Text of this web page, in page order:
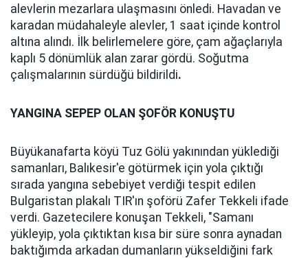
alevlerin mezarlara ulaşmasını önledi. Havadan ve
karadan müdahaleyle alevler, 1 saat içinde kontrol
altına alındı. İlk belirlemelere göre, çam ağaçlarıyla
kaplı 5 dönümlük alan zarar gördü. Soğutma
çalışmalarının sürdüğü bildirildi.
YANGINA SEPEP OLAN ŞOFÖR KONUŞTU
Büyükanafarta köyü Tuz Gölü yakınından yüklediği
samanları, Balıkesir'e götürmek için yola çıktığı
sırada yangına sebebiyet verdiği tespit edilen
Bulgaristan plakalı TIR'ın şoförü Zafer Tekkeli ifade
verdi. Gazetecilere konuşan Tekkeli, "Samanı
yükleyip, yola çıktıktan kısa bir süre sonra aynadan
baktığımda arkadan dumanların yükseldiğini fark